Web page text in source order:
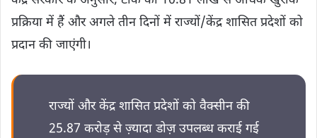
प्रक्रिया में हैं और अगले तीन दिनों में राज्यों/केंद्र शासित प्रदेशों को
प्रदान की जाएंगी।
राज्यों और केंद्र शासित प्रदेशों को वैक्सीन की
25.87 करोड़ से ज़्यादा डोज़ उपलब्ध कराई गई